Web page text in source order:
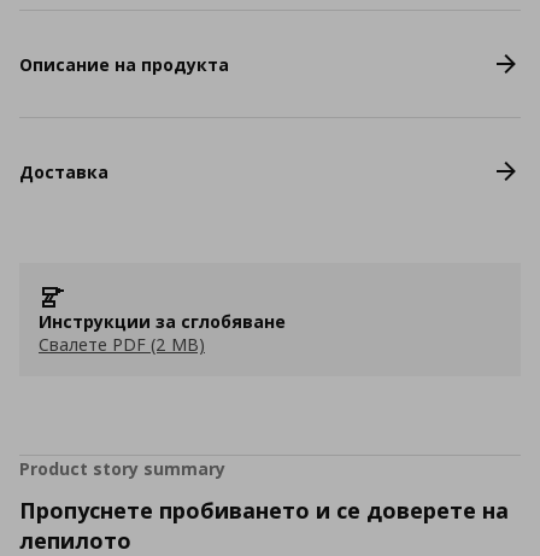
Описание на продукта
Доставка
Инструкции за сглобяване
Свалете PDF (2 MB)
Product story summary
Пропуснете пробиването и се доверете на
лепилото